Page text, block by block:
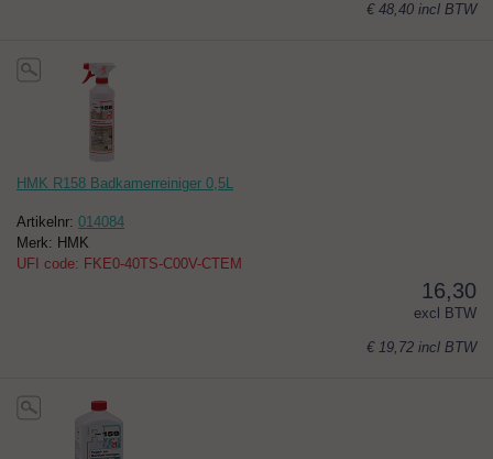
€ 48,40 incl BTW
HMK R158 Badkamerreiniger 0,5L
Artikelnr: 014084
Merk: HMK
UFI code: FKE0-40TS-C00V-CTEM
16,30
excl BTW
€ 19,72 incl BTW